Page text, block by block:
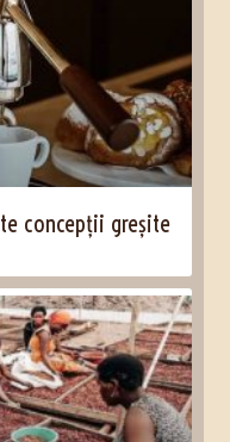
concepții greșite